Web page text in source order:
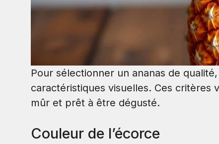
Pour sélectionner un ananas de
caractéristiques visuelles. Ces
mûr et prêt à être dégusté.
Couleur de l’écorce